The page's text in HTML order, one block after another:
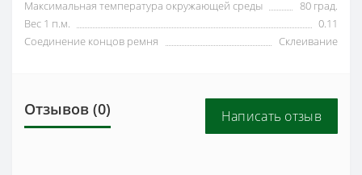
Максимальная температура окружающей среды
80 град.
Вес 1 п.м.
0.11
Соединение концов ремня
Склеивание
Отзывов (0) Написать отзыв